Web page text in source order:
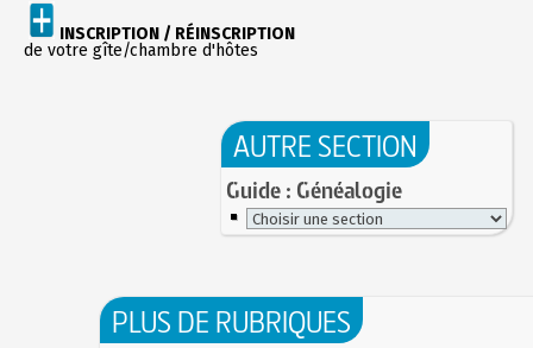
INSCRIPTION / RÉINSCRIPTION
de votre gîte/chambre d'hôtes
AUTRE SECTION
Guide : Généalogie
PLUS DE RUBRIQUES